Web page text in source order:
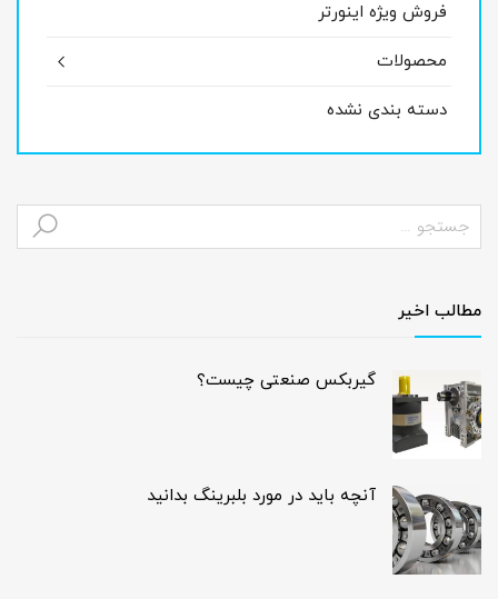
فروش ویژه اینورتر
محصولات
دسته بندی نشده
مطالب اخیر
گیربکس صنعتی چیست؟
آنچه باید در مورد بلبرینگ بدانید